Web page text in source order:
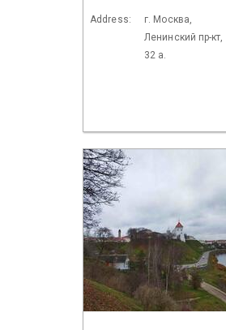
Address:
г. Москва,
Ленинский пр-кт,
32 а.